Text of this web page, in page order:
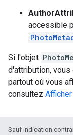
accessible
Si l'objet
d'attribution,
partout où vous
consultez
Sauf indication